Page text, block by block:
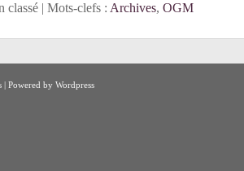
classé | Mots-clefs : Archives, OGM
| Powered by Wordpress